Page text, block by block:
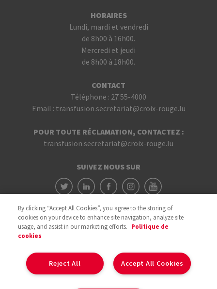
HORAIRES
Lundi, mardi et vendredi
de 8h00 à 16h00.
Mercredi et jeudi
de 8h00 à 18h00.
CONTACT
Téléphone : 27 55-4000
Email : transfusion.secretariat@croix-rouge.lu
POUR TOUTE RÉCLAMATION, CONTACTEZ :
transfusion.secretariat@croix-rouge.lu
SUIVEZ NOUS SUR
By clicking “Accept All Cookies”, you agree to the storing of
cookies on your device to enhance site navigation, analyze site
usage, and assist in our marketing efforts. Politique de
cookies
Accept All Cookies
Reject All